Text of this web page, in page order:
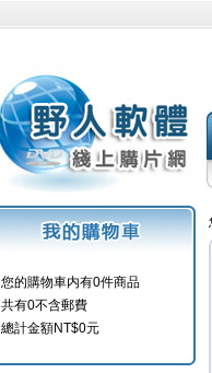
您的購物車内有0件商品
共有0不含郵費
總計金額NT$0元